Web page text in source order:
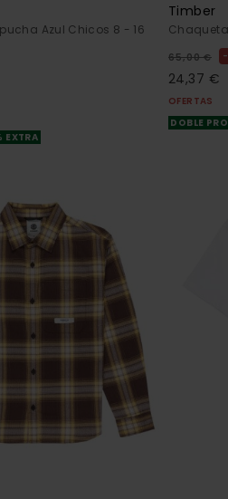
Azul Chicos 8 - 16
EXTRA
Timber
65,00 €
24,37 €
OFERTAS
DOBLE